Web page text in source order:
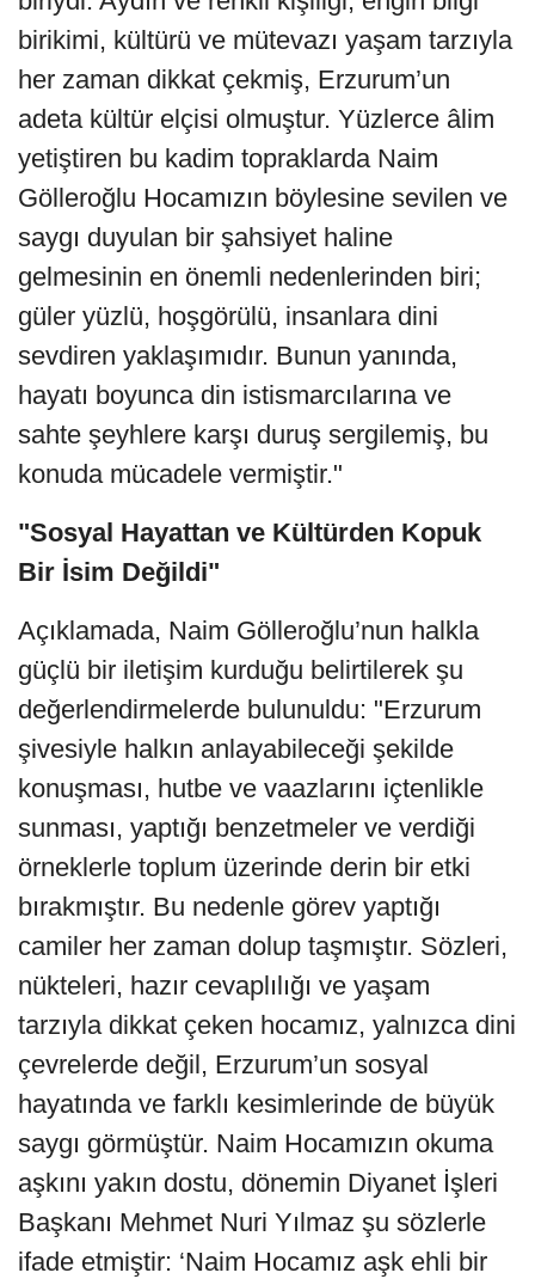
birikimi, kültürü ve mütevazı yaşam tarzıyla
her zaman dikkat çekmiş, Erzurum’un
adeta kültür elçisi olmuştur. Yüzlerce âlim
yetiştiren bu kadim topraklarda Naim
Gölleroğlu Hocamızın böylesine sevilen ve
saygı duyulan bir şahsiyet haline
gelmesinin en önemli nedenlerinden biri;
güler yüzlü, hoşgörülü, insanlara dini
sevdiren yaklaşımıdır. Bunun yanında,
hayatı boyunca din istismarcılarına ve
sahte şeyhlere karşı duruş sergilemiş, bu
konuda mücadele vermiştir."
"Sosyal Hayattan ve Kültürden Kopuk
Bir İsim Değildi"
Açıklamada, Naim Gölleroğlu’nun halkla
güçlü bir iletişim kurduğu belirtilerek şu
değerlendirmelerde bulunuldu: "Erzurum
şivesiyle halkın anlayabileceği şekilde
konuşması, hutbe ve vaazlarını içtenlikle
sunması, yaptığı benzetmeler ve verdiği
örneklerle toplum üzerinde derin bir etki
bırakmıştır. Bu nedenle görev yaptığı
camiler her zaman dolup taşmıştır. Sözleri,
nükteleri, hazır cevaplılığı ve yaşam
tarzıyla dikkat çeken hocamız, yalnızca dini
çevrelerde değil, Erzurum’un sosyal
hayatında ve farklı kesimlerinde de büyük
saygı görmüştür. Naim Hocamızın okuma
aşkını yakın dostu, dönemin Diyanet İşleri
Başkanı Mehmet Nuri Yılmaz şu sözlerle
ifade etmiştir: ‘Naim Hocamız aşk ehli bir